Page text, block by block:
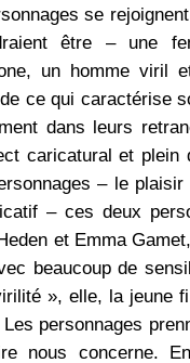
se
être – une
un homme viril
ce qui caractérise
dans leurs
caricatural et plein
– le
– ces deux
et Emma
beaucoup de
», elle, la jeune
personnages
nous concerne.